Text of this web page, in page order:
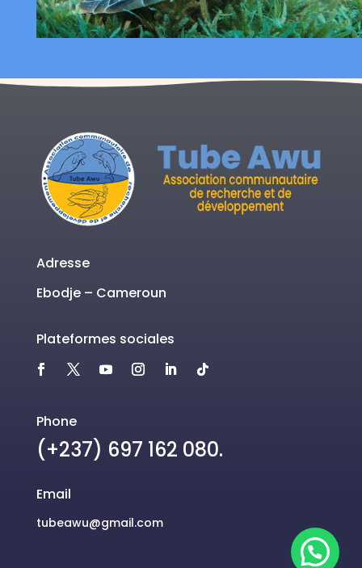
Adresse
Ebodje – Cameroun
Plateformes sociales
Phone
(+237) 697 162 080.
Email
tubeawu@gmail.com